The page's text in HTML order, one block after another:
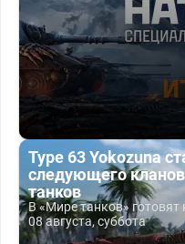
Type 63 Yokozuna
следующего
танков
В «Мире танков»
08 августа, суббота